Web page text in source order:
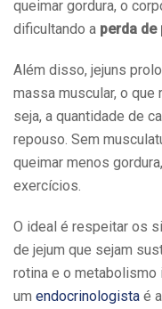
queimar gordura, o
dificultando a perda de
Além disso, jejuns
massa muscular, o
seja, a quantidade de
repouso. Sem
queimar menos
exercícios.
O ideal é respeitar os
de jejum que sejam
rotina e o metabolismo
um endocrinologista é